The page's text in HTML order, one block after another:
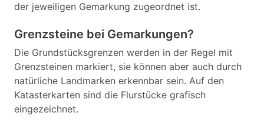
der jeweiligen Gemarkung zugeordnet ist.
Grenzsteine bei Gemarkungen?
Die Grundstücksgrenzen werden in der Regel mit
Grenzsteinen markiert, sie können aber auch durch
natürliche Landmarken erkennbar sein. Auf den
Katasterkarten sind die Flurstücke grafisch
eingezeichnet.